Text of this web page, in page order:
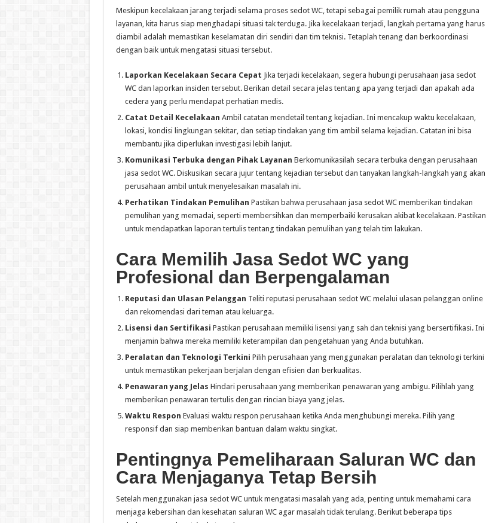
Meskipun kecelakaan jarang terjadi selama proses sedot WC, tetapi sebagai pemilik rumah atau pengguna
layanan, kita harus siap menghadapi situasi tak terduga. Jika kecelakaan terjadi, langkah pertama yang harus
diambil adalah memastikan keselamatan diri sendiri dan tim teknisi. Tetaplah tenang dan berkoordinasi
dengan baik untuk mengatasi situasi tersebut.
Laporkan Kecelakaan Secara Cepat Jika terjadi kecelakaan, segera hubungi perusahaan jasa sedot
WC dan laporkan insiden tersebut. Berikan detail secara jelas tentang apa yang terjadi dan apakah ada
cedera yang perlu mendapat perhatian medis.
Catat Detail Kecelakaan Ambil catatan mendetail tentang kejadian. Ini mencakup waktu kecelakaan,
lokasi, kondisi lingkungan sekitar, dan setiap tindakan yang tim ambil selama kejadian. Catatan ini bisa
membantu jika diperlukan investigasi lebih lanjut.
Komunikasi Terbuka dengan Pihak Layanan Berkomunikasilah secara terbuka dengan perusahaan
jasa sedot WC. Diskusikan secara jujur tentang kejadian tersebut dan tanyakan langkah-langkah yang akan
perusahaan ambil untuk menyelesaikan masalah ini.
Perhatikan Tindakan Pemulihan Pastikan bahwa perusahaan jasa sedot WC memberikan tindakan
pemulihan yang memadai, seperti membersihkan dan memperbaiki kerusakan akibat kecelakaan. Pastikan
untuk mendapatkan laporan tertulis tentang tindakan pemulihan yang telah tim lakukan.
Cara Memilih Jasa Sedot WC yang
Profesional dan Berpengalaman
Reputasi dan Ulasan Pelanggan Teliti reputasi perusahaan sedot WC melalui ulasan pelanggan online
dan rekomendasi dari teman atau keluarga.
Lisensi dan Sertifikasi Pastikan perusahaan memiliki lisensi yang sah dan teknisi yang bersertifikasi. Ini
menjamin bahwa mereka memiliki keterampilan dan pengetahuan yang Anda butuhkan.
Peralatan dan Teknologi Terkini Pilih perusahaan yang menggunakan peralatan dan teknologi terkini
untuk memastikan pekerjaan berjalan dengan efisien dan berkualitas.
Penawaran yang Jelas Hindari perusahaan yang memberikan penawaran yang ambigu. Pilihlah yang
memberikan penawaran tertulis dengan rincian biaya yang jelas.
Waktu Respon Evaluasi waktu respon perusahaan ketika Anda menghubungi mereka. Pilih yang
responsif dan siap memberikan bantuan dalam waktu singkat.
Pentingnya Pemeliharaan Saluran WC dan
Cara Menjaganya Tetap Bersih
Setelah menggunakan jasa sedot WC untuk mengatasi masalah yang ada, penting untuk memahami cara
menjaga kebersihan dan kesehatan saluran WC agar masalah tidak terulang. Berikut beberapa tips